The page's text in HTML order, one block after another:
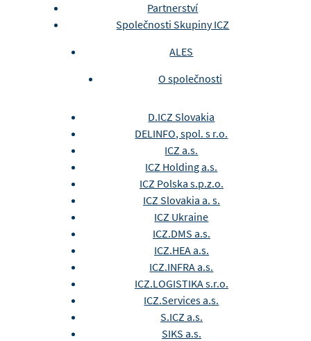
Partnerství
Společnosti Skupiny ICZ
ALES
O společnosti
D.ICZ Slovakia
DELINFO, spol. s r.o.
ICZ a.s.
ICZ Holding a.s.
ICZ Polska s.p.z.o.
ICZ Slovakia a. s.
ICZ Ukraine
ICZ.DMS a.s.
ICZ.HEA a.s.
ICZ.INFRA a.s.
ICZ.LOGISTIKA s.r.o.
ICZ.Services a.s.
S.ICZ a.s.
SIKS a.s.